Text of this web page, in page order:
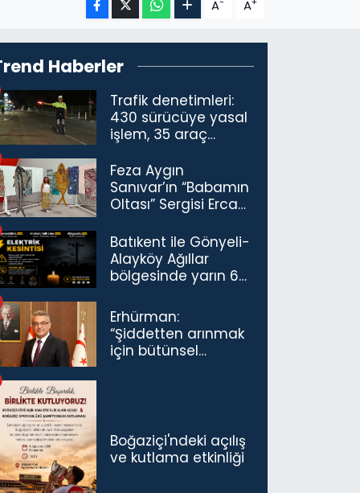
A A
Haberler
Trafik denetimleri:
430 sürücüye yasal
işlem, 35 araç
Feza Aygın
Sanıvar’ın “Babamın
Oltası” Sergisi Ercan
Açıldı
Batıkent ile Gönyeli-
Alayköy Ağıllar
bölgesinde yarın 6
kesintisi…
Erhürman:
“Şiddetten arınmak
için bütünsel
Boğaziçi'ndeki açılış
ve kutlama etkinliği